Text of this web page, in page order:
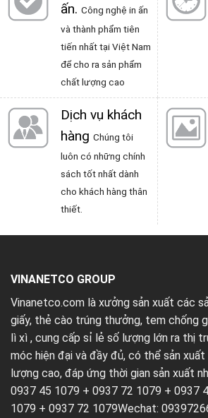
ấn. Công nghệ in ấn
và thành phẩm tiên
tiến nhất tại Việt Nam
để cho ra sản phẩm
chất lượng cao
Dịch vụ khách
hàng Chúng tôi
luôn có những chính
sách tốt nhất dành
cho khách hàng thân
thiết.
VINANETCO GROUP
Vinanetco.com là xưởng sản xuất các
giấy, thẻ cào trúng thưởng, tem chống
lì xì , cung cấp sỉ lẻ số lượng lớn ra thị
móc hiện đại và đầy đủ, có thể sản
lượng cao, đáp ứng thời gian sản xuất
0937 45 1079 + 0937 72 1079 + 0937
1079 + 0937 72 1079Wechat: